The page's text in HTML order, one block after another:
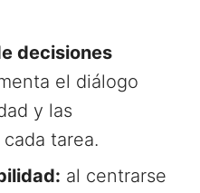
decisiones
el diálogo
y las
tarea.
al centrarse